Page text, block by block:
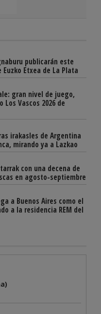
publicarán este
Etxea de La Plata
gran nivel de juego,
Vascos 2026 de
irakasles de Argentina
mirando ya a Lazkao
con una decena de
en agosto-septiembre
a Buenos Aires como el
a la residencia REM del